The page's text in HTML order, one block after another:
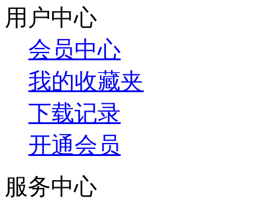
用户中心
会员中心
我的收藏夹
下载记录
开通会员
服务中心